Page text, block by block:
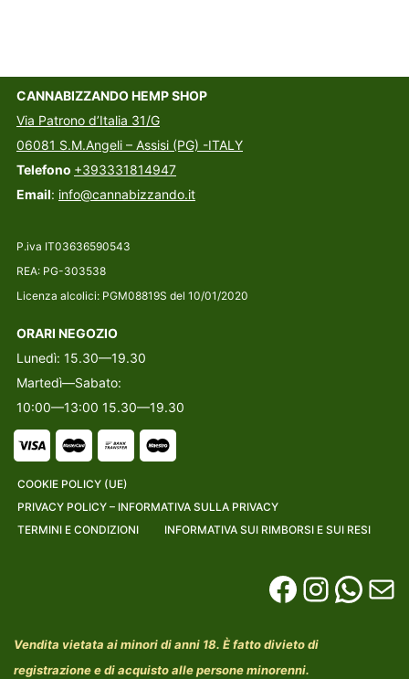
CANNABIZZANDO HEMP SHOP
Via Patrono d’Italia 31/G
06081 S.M.Angeli – Assisi (PG) -ITALY
Telefono +393331814947
Email: info@cannabizzando.it
P.iva IT03636590543
REA: PG-303538
Licenza alcolici: PGM08819S del 10/01/2020
ORARI NEGOZIO
Lunedì: 15.30—19.30
Martedì—Sabato:
10:00—13:00 15.30—19.30
COOKIE POLICY (UE)
PRIVACY POLICY – INFORMATIVA SULLA PRIVACY
TERMINI E CONDIZIONI
INFORMATIVA SUI RIMBORSI E SUI RESI
Vendita vietata ai minori di anni 18. È fatto divieto di
registrazione e di acquisto alle persone minorenni.